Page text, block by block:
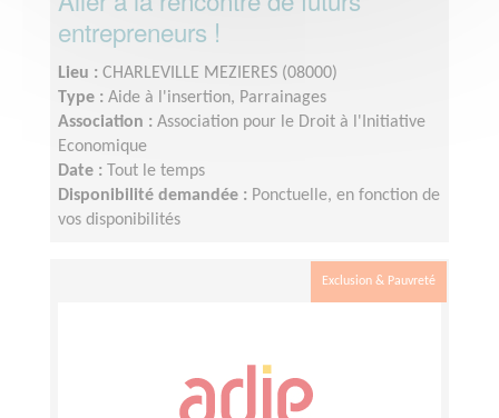
entrepreneurs !
Lieu : CHARLEVILLE MEZIERES (08000)
Type : Aide à l'insertion, Parrainages
Association : Association pour le Droit à l'Initiative
Economique
Date :
Tout le temps
Disponibilité demandée : Ponctuelle, en fonction de
vos disponibilités
Exclusion & Pauvreté